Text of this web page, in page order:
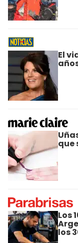
El
que
Los
los